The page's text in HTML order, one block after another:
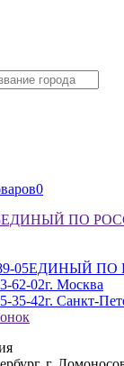
0
ЕДИНЫЙ ПО
05ЕДИНЫЙ ПО
62-02г. Москва
35-42г. Санкт-